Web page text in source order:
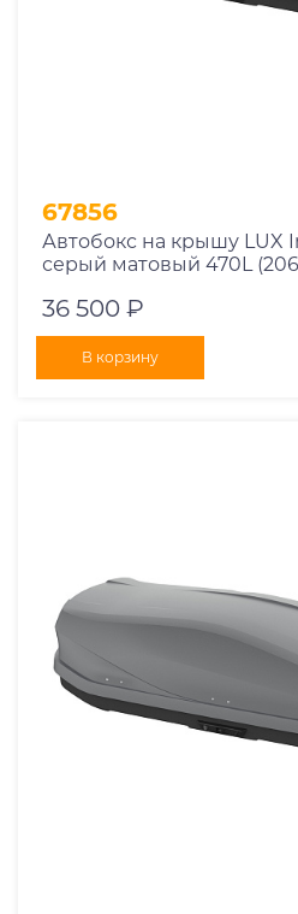
67856
Автобокс на крышу LUX
серый матовый 470L
36 500 ₽
В корзину